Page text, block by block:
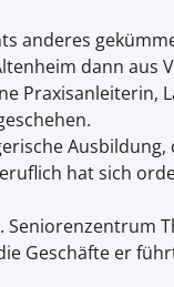
anderes
dann aus
Praxisanleiterin,
Ausbildung,
hat sich
Seniorenzentrum
Geschäfte er